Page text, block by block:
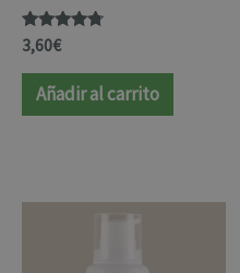
Valorado
con
4.59
de 5
3,60€
Añadir al carrito